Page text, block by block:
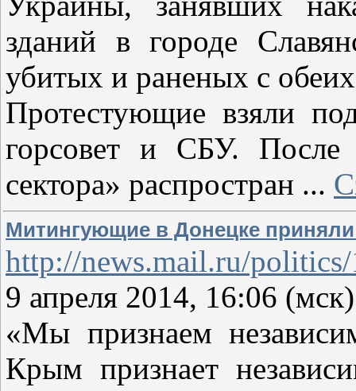
зданий в городе
убитых и раненых с
Протестующие взяли
горсовет и СБУ. После
сектора» распростран ...
Митингующие в Донецке
http://news.mail.ru/
9 апреля 2014, 16:06
«Мы признаем
Крым признает